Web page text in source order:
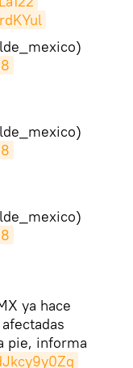
ya hace
pie, informa